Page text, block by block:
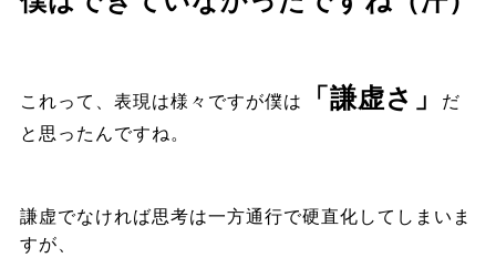
これって、表現は様々ですが僕は 「謙虚さ」
だ
と思ったんですね。
謙虚でなければ思考は一方通行で硬直化してしまいま
すが、